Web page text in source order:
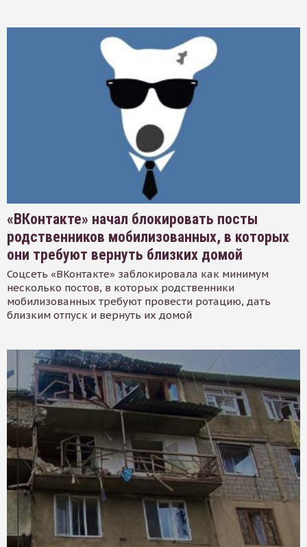
«ВКонтакте» начал блокировать посты
родственников мобилизованных, в которых
они требуют вернуть близких домой
Соцсеть «ВКонтакте» заблокировала как минимум
несколько постов, в которых родственники
мобилизованных требуют провести ротацию, дать
близким отпуск и вернуть их домой